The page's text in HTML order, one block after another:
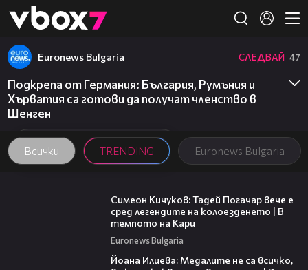
👾
Всички TRENDING Euronews Bulgaria
Euronews Bulgaria СЛЕДВАЙ 47
Подкрепа от Германия: България, Румъния и
Хърватия са готови да получат членство в
Шенген
11:23
Симеон Кичуков: Тадей Погачар вече е
сред легендите на колоезденето | В
темпото на Кари
Euronews Bulgaria
Йоана Илиева: Медалите не са всичко,